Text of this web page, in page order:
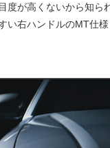
度が高くないから知
い右ハンドルのMT仕